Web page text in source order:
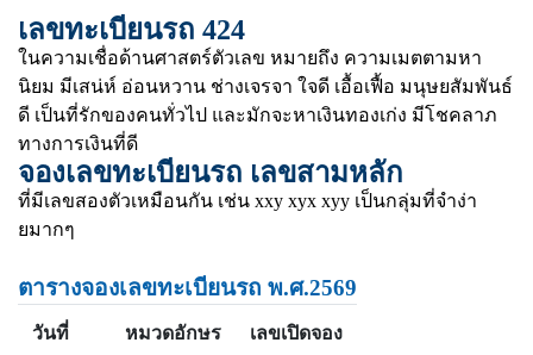
เลขทะเบียนรถ 424
ในความเชื่อด้านศาสตร์ตัวเลข หมายถึง ความเมตตามหา
นิยม มีเสน่ห์ อ่อนหวาน ช่างเจรจา ใจดี เอื้อเฟื้อ มนุษยสัมพันธ์
ดี เป็นที่รักของคนทั่วไป และมักจะหาเงินทองเก่ง มีโชคลาภ
ทางการเงินที่ดี
จองเลขทะเบียนรถ เลขสามหลัก
ที่มีเลขสองตัวเหมือนกัน เช่น xxy xyx xyy เป็นกลุ่มที่จำง่า
ยมากๆ
ตารางจองเลขทะเบียนรถ พ.ศ.2569
วันที่ หมวดอักษร เลขเปิดจอง